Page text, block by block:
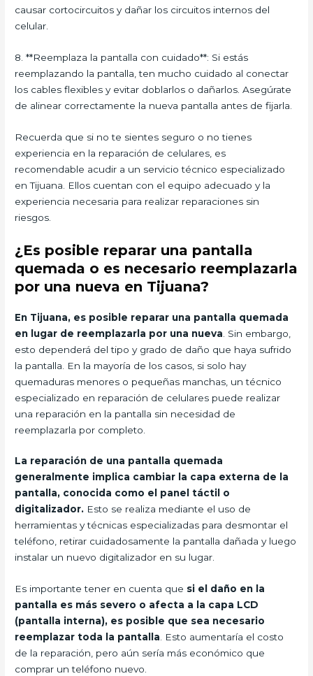
causar cortocircuitos y dañar los circuitos internos del
celular.
8. **Reemplaza la pantalla con cuidado**: Si estás
reemplazando la pantalla, ten mucho cuidado al conectar
los cables flexibles y evitar doblarlos o dañarlos. Asegúrate
de alinear correctamente la nueva pantalla antes de fijarla.
Recuerda que si no te sientes seguro o no tienes
experiencia en la reparación de celulares, es
recomendable acudir a un servicio técnico especializado
en Tijuana. Ellos cuentan con el equipo adecuado y la
experiencia necesaria para realizar reparaciones sin
riesgos.
¿Es posible reparar una pantalla
quemada o es necesario reemplazarla
por una nueva en Tijuana?
En Tijuana, es posible reparar una pantalla quemada
en lugar de reemplazarla por una nueva . Sin embargo,
esto dependerá del tipo y grado de daño que haya sufrido
la pantalla. En la mayoría de los casos, si solo hay
quemaduras menores o pequeñas manchas, un técnico
especializado en reparación de celulares puede realizar
una reparación en la pantalla sin necesidad de
reemplazarla por completo.
La reparación de una pantalla quemada
generalmente implica cambiar la capa externa de la
pantalla, conocida como el panel táctil o
digitalizador. Esto se realiza mediante el uso de
herramientas y técnicas especializadas para desmontar el
teléfono, retirar cuidadosamente la pantalla dañada y luego
instalar un nuevo digitalizador en su lugar.
Es importante tener en cuenta que si el daño en la
pantalla es más severo o afecta a la capa LCD
(pantalla interna), es posible que sea necesario
reemplazar toda la pantalla. Esto aumentaría el costo
de la reparación, pero aún sería más económico que
comprar un teléfono nuevo.